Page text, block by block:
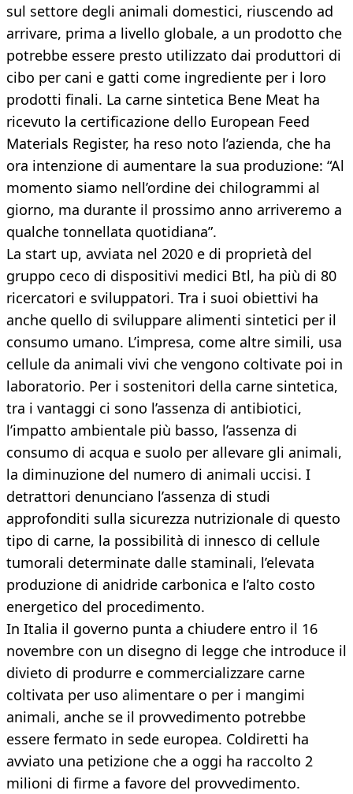
sul settore degli animali domestici, riuscendo ad
arrivare, prima a livello globale, a un prodotto che
potrebbe essere presto utilizzato dai produttori di
cibo per cani e gatti come ingrediente per i loro
prodotti finali. La carne sintetica Bene Meat ha
ricevuto la certificazione dello European Feed
Materials Register, ha reso noto l’azienda, che ha
ora intenzione di aumentare la sua produzione: “Al
momento siamo nell’ordine dei chilogrammi al
giorno, ma durante il prossimo anno arriveremo a
qualche tonnellata quotidiana”.
La start up, avviata nel 2020 e di proprietà del
gruppo ceco di dispositivi medici Btl, ha più di 80
ricercatori e sviluppatori. Tra i suoi obiettivi ha
anche quello di sviluppare alimenti sintetici per il
consumo umano. L’impresa, come altre simili, usa
cellule da animali vivi che vengono coltivate poi in
laboratorio. Per i sostenitori della carne sintetica,
tra i vantaggi ci sono l’assenza di antibiotici,
l’impatto ambientale più basso, l’assenza di
consumo di acqua e suolo per allevare gli animali,
la diminuzione del numero di animali uccisi. I
detrattori denunciano l’assenza di studi
approfonditi sulla sicurezza nutrizionale di questo
tipo di carne, la possibilità di innesco di cellule
tumorali determinate dalle staminali, l’elevata
produzione di anidride carbonica e l’alto costo
energetico del procedimento.
In Italia il governo punta a chiudere entro il 16
novembre con un disegno di legge che introduce il
divieto di produrre e commercializzare carne
coltivata per uso alimentare o per i mangimi
animali, anche se il provvedimento potrebbe
essere fermato in sede europea. Coldiretti ha
avviato una petizione che a oggi ha raccolto 2
milioni di firme a favore del provvedimento.